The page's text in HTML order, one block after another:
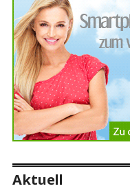
Aktuell